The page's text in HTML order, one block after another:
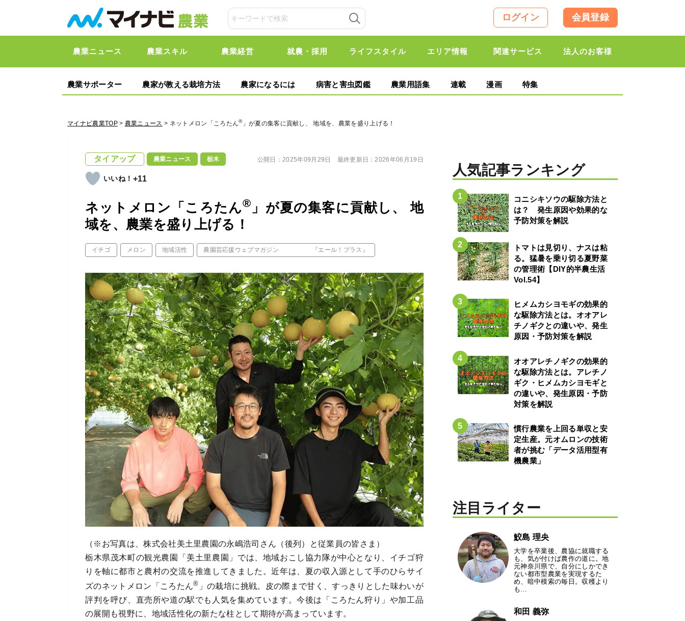
ログイン 会員登録
農業ニュース 農業スキル 農業経営 就農・採用 ライフスタイル エリア情報 関連サービス 法人のお客様
農業サポーター 農家が教える栽培方法 農家になるには 病害と害虫図鑑 農業用語集 連載 漫画 特集
マイナビ農業TOP> 農業ニュース > ネットメロン「ころたん®」が夏の集客に貢献し、 地域を、農業を盛り上げる！
タイアップ 農業ニュース 栃木
+11
ネットメロン「ころたん® 」が夏の集客に貢献し、 地
域を、農業を盛り上げる！
イチゴ メロン 地域活性 農園芸応援ウェブマガジン 『エール！プラス』
公開日：2025年09月29日 最終更新日：2026年06月19日
（※お写真は、株式会社美土里農園の永嶋浩司さん（後列）と従業員の皆さま）
栃木県茂木町の観光農園「美土里農園」では、地域おこし協力隊が中心となり、イチゴ狩
りを軸に都市と農村の交流を推進してきました。近年は、夏の収入源として手のひらサイ
ズのネットメロン「ころたん® 」の栽培に挑戦。皮の際まで甘く、すっきりとした味わいが
評判を呼び、直売所や道の駅でも人気を集めています。今後は「ころたん狩り」や加工品
の展開も視野に、地域活性化の新たな柱として期待が高まっています。
人気記事ランキング
コニシキソウの駆除方法と
は？ 発生原因や効果的な
予防対策を解説
トマトは見切り、ナスは粘
る。猛暑を乗り切る夏野菜
の管理術【DIY的半農生活
Vol.54】
ヒメムカシヨモギの効果的
な駆除方法とは。オオアレ
チノギクとの違いや、発生
原因・予防対策を解説
オオアレチノギクの効果的
な駆除方法とは。アレチノ
ギク・ヒメムカシヨモギと
の違いや、発生原因・予防
対策を解説
慣行農業を上回る単収と安
定生産。元オムロンの技術
者が挑む「データ活用型有
機農業」
注目ライター
鮫島 理央
大学を卒業後、農協に就職する
も、気が付けば農作の道に。地
元神奈川県で、自分にしかでき
ない都市型農業を実現するた
め、暗中模索の毎日。収穫より
も…
和田 義弥